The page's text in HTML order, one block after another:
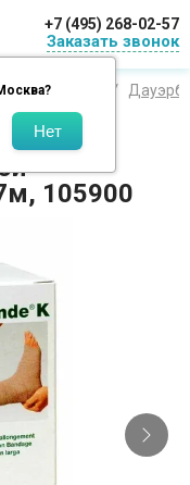
?
+7 (495) 268-02-57
Заказать звонок
и Раушер
K
105900